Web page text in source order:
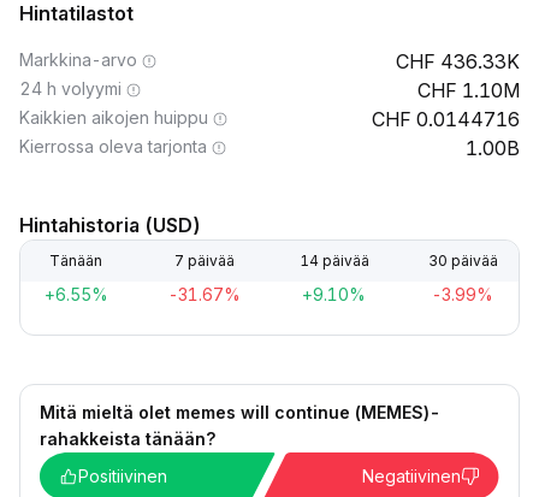
Hintatilastot
Markkina-arvo 436.33K
24 h volyymi 1.10M
Kaikkien aikojen huippu 0.0144716
Kierrossa oleva tarjonta 1.00B
Hintahistoria (USD)
Tänään 7 päivää 14 päivää 30 päivää
+6.55% -31.67% +9.10% -3.99%
Mitä mieltä olet memes will continue (MEMES)-
rahakkeista tänään?
Positiivinen
Negatiivinen